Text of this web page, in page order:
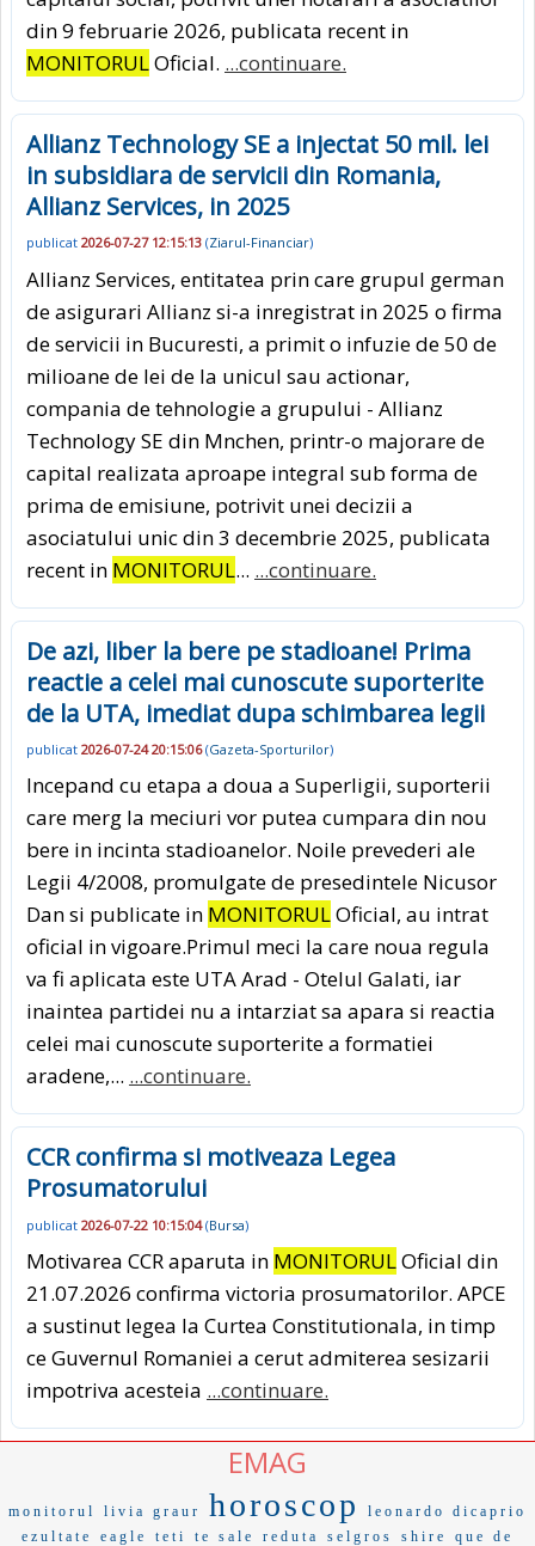
din 9 februarie 2026, publicata recent in
MONITORULOficial. ...continuare.
Allianz Technology SE a injectat 50 mil. lei
in subsidiara de servicii din Romania,
Allianz Services, in 2025
publicat 2026-07-27 12:15:13 (Ziarul-Financiar)
Allianz Services, entitatea prin care grupul german
de asigurari Allianz si-a inregistrat in 2025 o firma
de servicii in Bucuresti, a primit o infuzie de 50 de
milioane de lei de la unicul sau actionar,
compania de tehnologie a grupului - Allianz
Technology SE din Mnchen, printr-o majorare de
capital realizata aproape integral sub forma de
prima de emisiune, potrivit unei decizii a
asociatului unic din 3 decembrie 2025, publicata
recent in MONITORUL... ...continuare.
De azi, liber la bere pe stadioane! Prima
reactie a celei mai cunoscute suporterite
de la UTA, imediat dupa schimbarea legii
publicat 2026-07-24 20:15:06(Gazeta-Sporturilor)
Incepand cu etapa a doua a Superligii, suporterii
care merg la meciuri vor putea cumpara din nou
bere in incinta stadioanelor. Noile prevederi ale
Legii 4/2008, promulgate de presedintele Nicusor
Dan si publicate in MONITORULOficial, au intrat
oficial in vigoare.Primul meci la care noua regula
va fi aplicata este UTA Arad - Otelul Galati, iar
inaintea partidei nu a intarziat sa apara si reactia
celei mai cunoscute suporterite a formatiei
aradene,... ...continuare.
CCR confirma si motiveaza Legea
Prosumatorului
publicat 2026-07-22 10:15:04(Bursa)
Motivarea CCR aparuta in MONITORULOficial din
21.07.2026 confirma victoria prosumatorilor. APCE
a sustinut legea la Curtea Constitutionala, in timp
ce Guvernul Romaniei a cerut admiterea sesizarii
impotriva acesteia ...continuare.
EMAG
monitorul livia graur horoscop
leonardo dicaprio
ezultate
eagle teti te sale reduta selgros shire que de